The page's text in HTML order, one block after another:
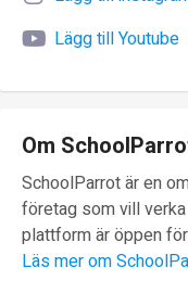
Lägg till Youtube
Om
SchoolParrot är en
företag som vill
plattform är öppen
Läs mer om